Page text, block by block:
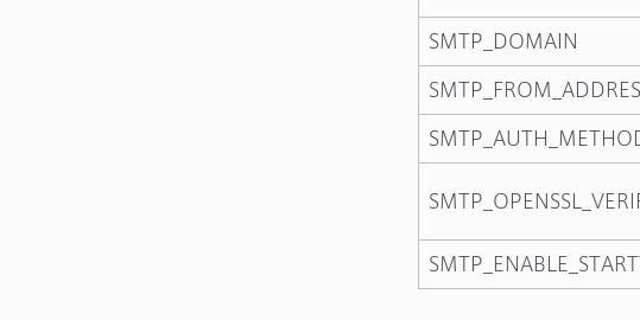
SMTP_DOMAIN